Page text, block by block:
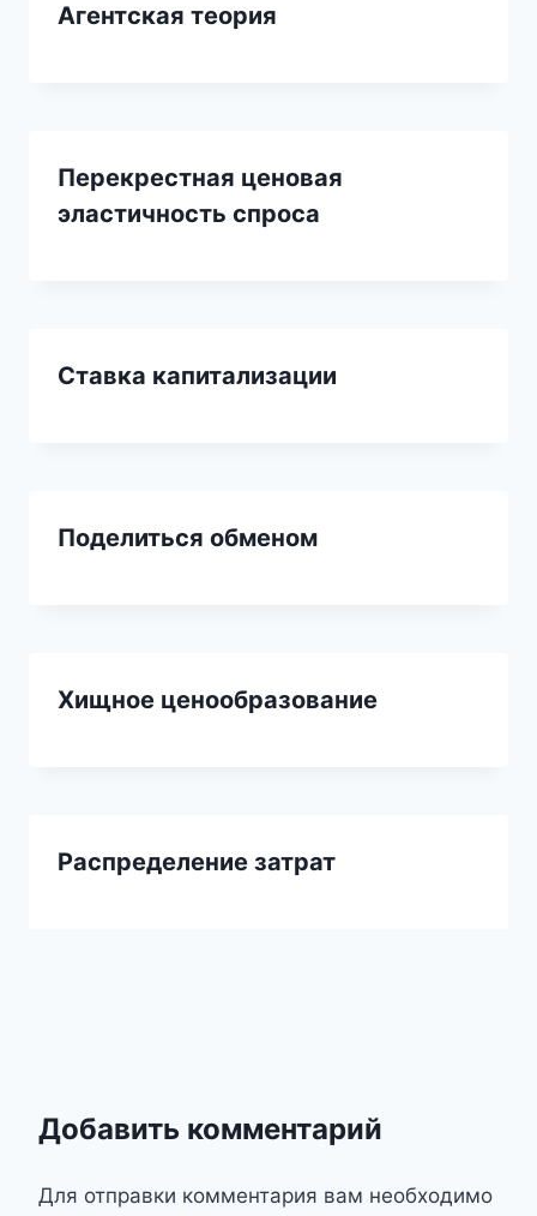
Агентская теория
Перекрестная ценовая
эластичность спроса
Ставка капитализации
Поделиться обменом
Хищное ценообразование
Распределение затрат
Добавить комментарий
Для отправки комментария вам необходимо